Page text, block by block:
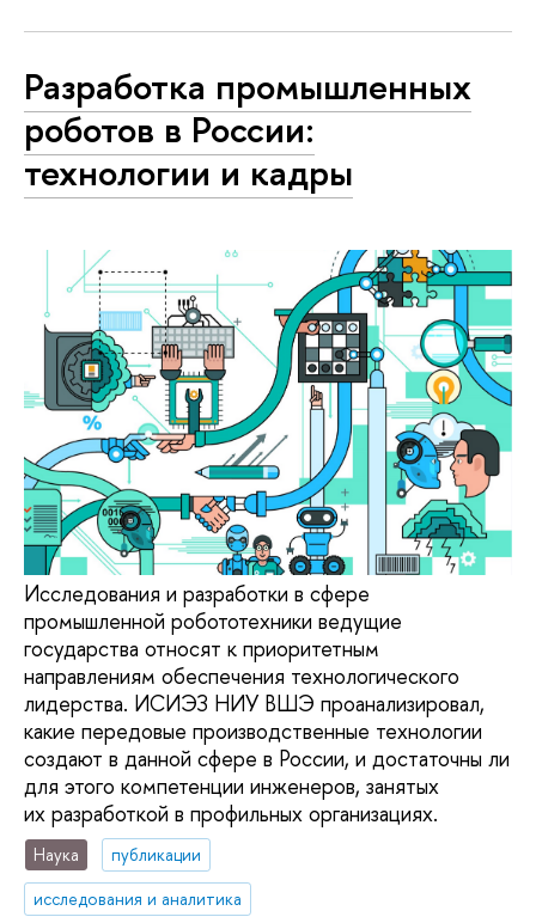
Разработка промышленных
роботов в России:
технологии и кадры
Исследования и разработки в сфере
промышленной робототехники ведущие
государства относят к приоритетным
направлениям обеспечения технологического
лидерства. ИСИЭЗ НИУ ВШЭ проанализировал,
какие передовые производственные технологии
создают в данной сфере в России, и достаточны ли
для этого компетенции инженеров, занятых
их разработкой в профильных организациях.
Наука
публикации
исследования и аналитика